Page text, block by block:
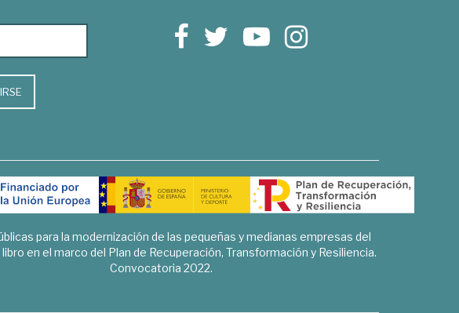
para la modernización de las pequeñas y medianas empresas del
en el marco del Plan de Recuperación, Transformación y Resiliencia.
Convocatoria 2022.